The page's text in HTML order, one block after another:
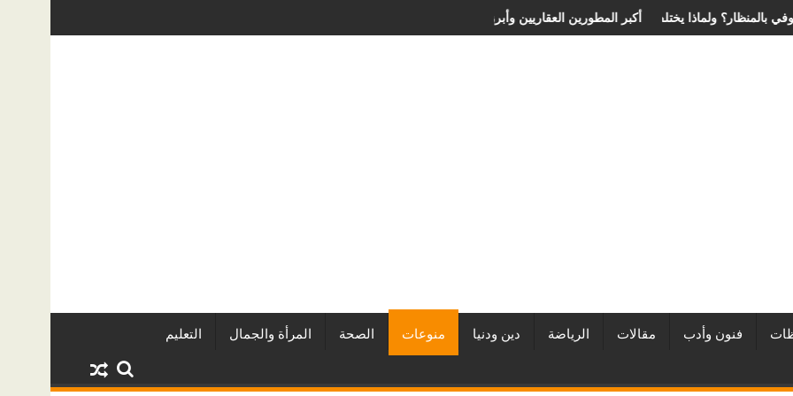
أفضل شركات التطوير العقاري في مصر من URE | أكبر المطورين العقاريين وأبرز المشروعاتعملية الانزلاق الغضروفي بالمنظار؟ ولماذا يختلف من مريض لآخر؟
فنون وأدب مقالات الرياضة دين ودنيا منوعات الصحة المرأة والجمال التعليم